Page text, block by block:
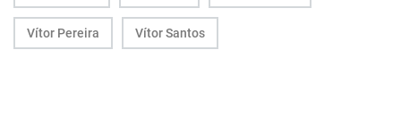
Vítor Pereira Vítor Santos